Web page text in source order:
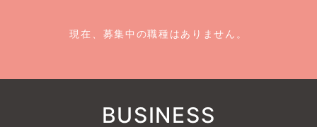
現在、募集中の職種はありません。
BUSINESS